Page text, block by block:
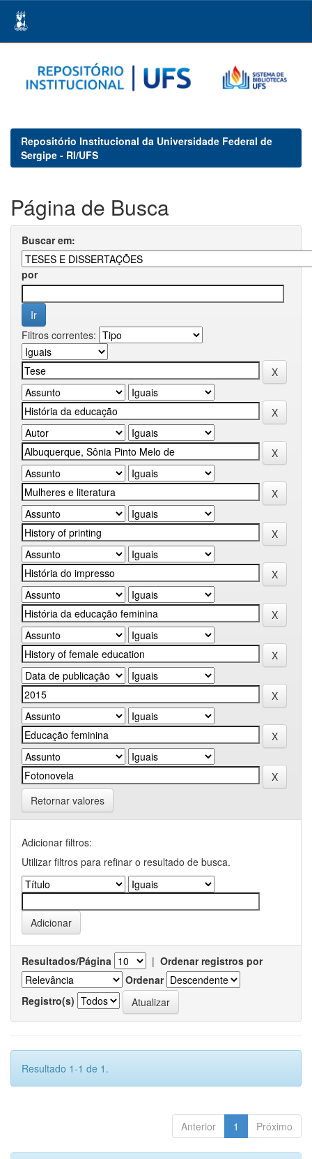
navigation
Repositório Institucional da Universidade Federal de
Sergipe - RI/UFS
Página de Busca
Buscar em:
por
Filtros correntes:
Retornar valores
Adicionar filtros:
Utilizar filtros para refinar o resultado de busca.
Resultados/Página | Ordenar registros por
Ordenar
Registro(s)
Resultado 1-1 de 1.
Anterior 1 Próximo